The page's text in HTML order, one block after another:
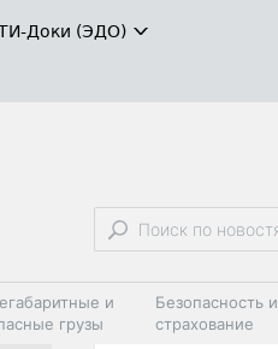
Доки (ЭДО)
и
грузы
Безопасность и
страхование